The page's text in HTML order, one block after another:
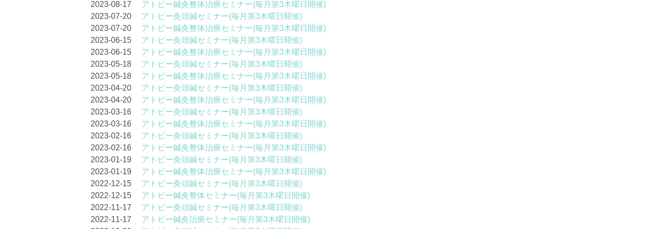
2023-08-17 アトピー鍼灸整体治療セミナー(毎月第3木曜日開催)
2023-07-20 アトピー灸頭鍼セミナー(毎月第3木曜日開催)
2023-07-20 アトピー鍼灸整体治療セミナー(毎月第3木曜日開催)
2023-06-15 アトピー灸頭鍼セミナー(毎月第3木曜日開催)
2023-06-15 アトピー鍼灸整体治療セミナー(毎月第3木曜日開催)
2023-05-18 アトピー灸頭鍼セミナー(毎月第3木曜日開催)
2023-05-18 アトピー鍼灸整体治療セミナー(毎月第3木曜日開催)
2023-04-20 アトピー灸頭鍼セミナー(毎月第3木曜日開催)
2023-04-20 アトピー鍼灸整体治療セミナー(毎月第3木曜日開催)
2023-03-16 アトピー灸頭鍼セミナー(毎月第3木曜日開催)
2023-03-16 アトピー鍼灸整体治療セミナー(毎月第3木曜日開催)
2023-02-16 アトピー灸頭鍼セミナー(毎月第3木曜日開催)
2023-02-16 アトピー鍼灸整体治療セミナー(毎月第3木曜日開催)
2023-01-19 アトピー灸頭鍼セミナー(毎月第3木曜日開催)
2023-01-19 アトピー鍼灸整体治療セミナー(毎月第3木曜日開催)
2022-12-15 アトピー灸頭鍼セミナー(毎月第3木曜日開催)
2022-12-15 アトピー鍼灸整体セミナー(毎月第3木曜日開催)
2022-11-17 アトピー灸頭鍼セミナー(毎月第3木曜日開催)
2022-11-17 アトピー鍼灸治療セミナー(毎月第3木曜日開催)